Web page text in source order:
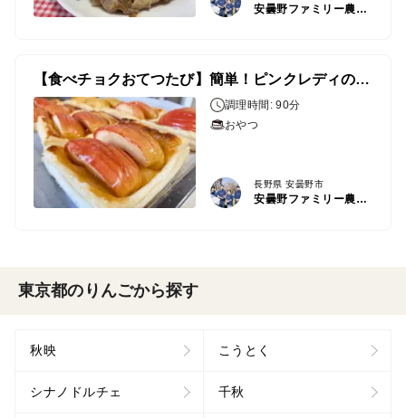
安曇野ファミリー農産 果物部門4年連続1位&殿堂入り&りんごグランプリ2025最高金賞1位 信州りんご 幻のりんご
【食べチョクおてつたび】簡単！ピンクレディのアップルパイ🍎
調理時間: 90分
おやつ
長野県 安曇野市
安曇野ファミリー農産 果物部門4年連続1位&殿堂入り&りんごグランプリ2025最高金賞1位 信州りんご 幻のりんご
東京都のりんごから探す
秋映 こうとく
シナノドルチェ 千秋